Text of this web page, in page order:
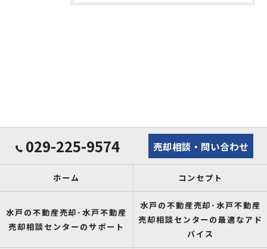
029-225-9574 売却相談・問い合わせ
ホーム コンセプト
水戸の不動産売却･水戸不動産
売却相談センターのサポート
水戸の不動産売却･水戸不動産
売却相談センターの最適なアド
バイス